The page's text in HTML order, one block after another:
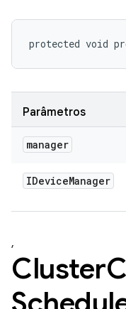
protected void
Parâmetros
manager
IDeviceManager
,
Cluster